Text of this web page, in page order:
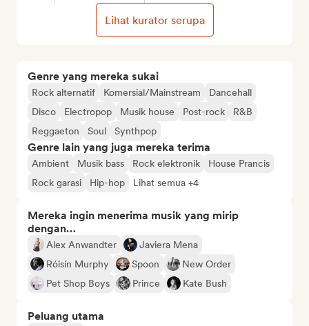
Genre yang mereka sukai
Rock alternatif Komersial/Mainstream
Dancehall
Disco
Electropop Musik house Post-rock
R&B
Reggaeton
Soul Synthpop
Genre lain yang juga mereka terima
Ambient Musik bass Rock elektronik
House Prancis
Rock garasi
Hip-hop Lihat semua +4
Mereka ingin menerima musik yang mirip
dengan…
Alex Anwandter
Javiera Mena
Róisín Murphy
Spoon
New Order
Pet Shop Boys
Prince Kate Bush
Peluang utama
Lihat kurator serupa